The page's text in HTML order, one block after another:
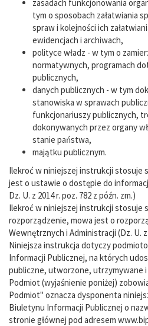
zasadach funkcjonowania
tym o sposobach załatwiania
spraw i kolejności ich
ewidencjach i archiwach,
polityce władz - w tym o
normatywnych, programach
publicznych,
danych publicznych - w tym
stanowiska w sprawach
funkcjonariuszy publicznych,
dokonywanych przez organy
stanie państwa,
majątku publicznym.
Ilekroć w niniejszej instrukcji stosuje
jest o ustawie o dostępie do
Dz. U. z 2014 r. poz. 782 z późn. zm.)
Ilekroć w niniejszej instrukcji stosuje
rozporządzenie, mowa jest o
Wewnętrznych i Administracji (Dz. U. z
Niniejsza instrukcja dotyczy
Informacji Publicznej, na których
publiczne, utworzone, utrzymywane
Podmiot (wyjaśnienie poniżej)
Podmiot" oznacza dysponenta
Biuletynu Informacji Publicznej o
stronie głównej pod adresem